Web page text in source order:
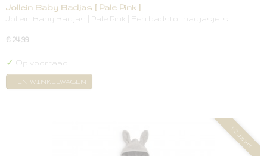
Jollein Baby Badjas [ Pale Pink ]
Jollein Baby Badjas [ Pale Pink ] Een badstof badjasje is…
€ 24,99
✓ Op voorraad
IN WINKELWAGEN
1-2 Jaar!